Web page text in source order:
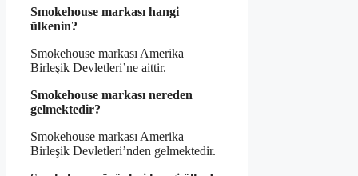
Smokehouse markası hangi
ülkenin?
Smokehouse markası Amerika
Birleşik Devletleri’ne aittir.
Smokehouse markası nereden
gelmektedir?
Smokehouse markası Amerika
Birleşik Devletleri’nden gelmektedir.